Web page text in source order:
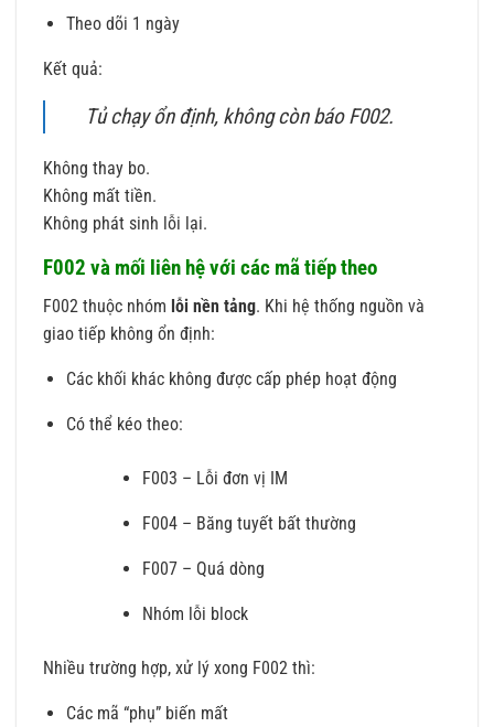
Theo dõi 1 ngày
Kết quả:
Tủ chạy ổn định, không còn báo F002.
Không thay bo.
Không mất tiền.
Không phát sinh lỗi lại.
F002 và mối liên hệ với các mã tiếp theo
F002 thuộc nhóm lỗi nền tảng. Khi hệ thống nguồn và
giao tiếp không ổn định:
Các khối khác không được cấp phép hoạt động
Có thể kéo theo:
F003 – Lỗi đơn vị IM
F004 – Băng tuyết bất thường
F007 – Quá dòng
Nhóm lỗi block
Nhiều trường hợp, xử lý xong F002 thì:
Các mã “phụ” biến mất